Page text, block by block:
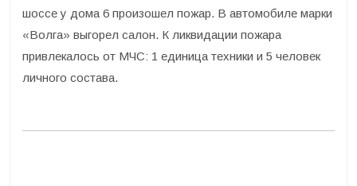
шоссе у дома 6 произошел пожар. В автомобиле марки
«Волга» выгорел салон. К ликвидации пожара
привлекалось от МЧС: 1 единица техники и 5 человек
личного состава.